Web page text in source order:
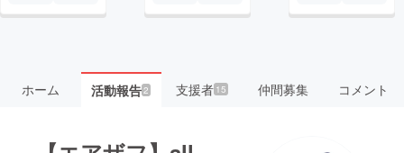
ホーム 活動報告2 支援者 15 仲間募集 コメント